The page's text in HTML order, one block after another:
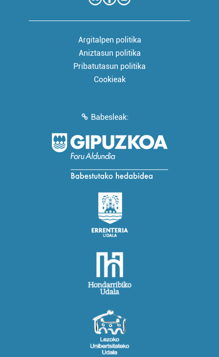
Argitalpen politika
Aniztasun politika
Pribatutasun politika
Cookieak
Babesleak: